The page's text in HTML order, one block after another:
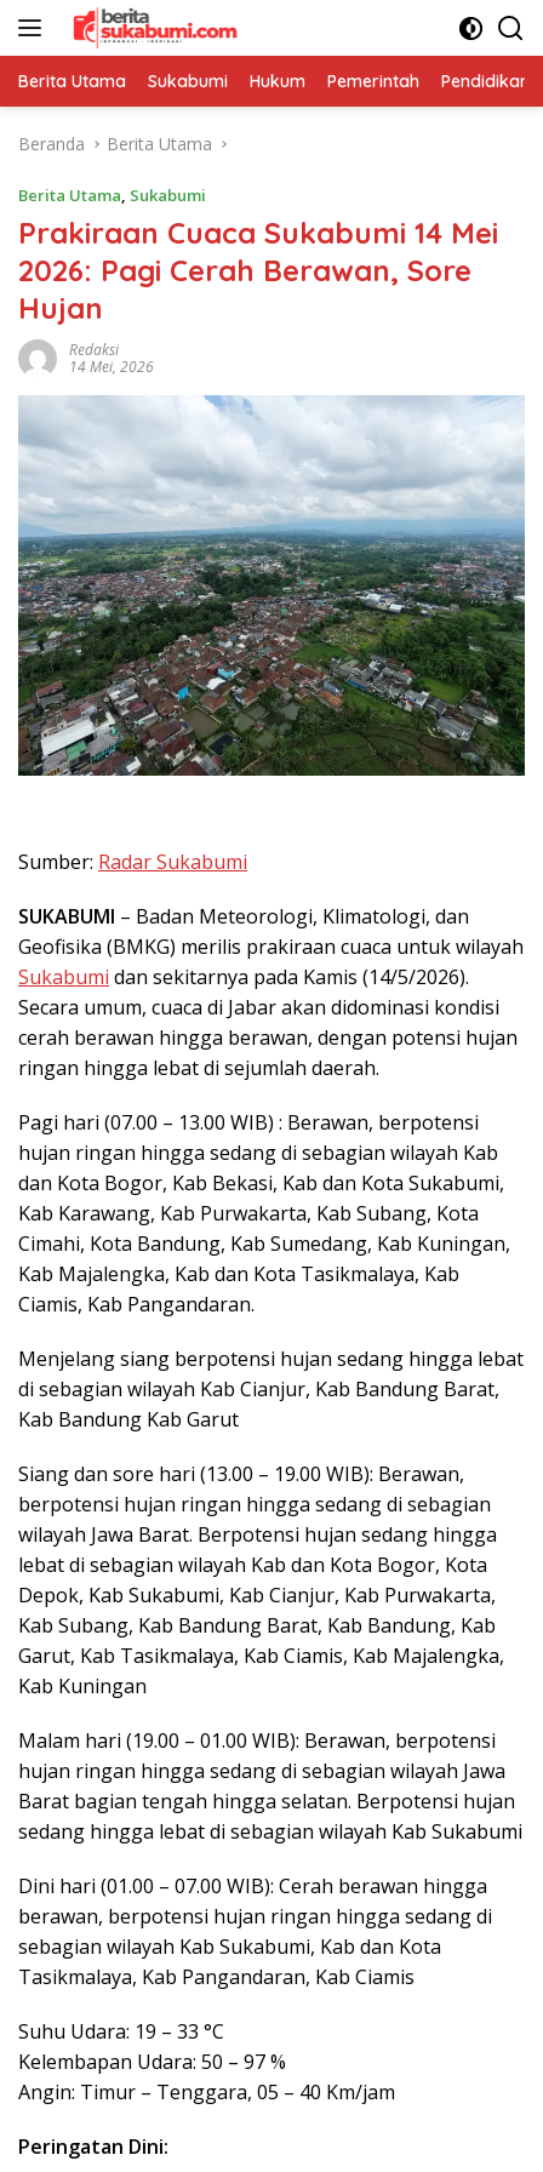
Langsung
Berita Utama Sukabumi Hukum Pemerintah Pendidikan
Beranda Berita Utama
Berita Utama, Sukabumi
Prakiraan Cuaca Sukabumi 14 Mei
2026: Pagi Cerah Berawan, Sore
Hujan
Redaksi
14 Mei, 2026
Sumber: Radar Sukabumi
SUKABUMI – Badan Meteorologi, Klimatologi, dan
Geofisika (BMKG) merilis prakiraan cuaca untuk wilayah
Sukabumi dan sekitarnya pada Kamis (14/5/2026).
Secara umum, cuaca di Jabar akan didominasi kondisi
cerah berawan hingga berawan, dengan potensi hujan
ringan hingga lebat di sejumlah daerah.
Pagi hari (07.00 – 13.00 WIB) : Berawan, berpotensi
hujan ringan hingga sedang di sebagian wilayah Kab
dan Kota Bogor, Kab Bekasi, Kab dan Kota Sukabumi,
Kab Karawang, Kab Purwakarta, Kab Subang, Kota
Cimahi, Kota Bandung, Kab Sumedang, Kab Kuningan,
Kab Majalengka, Kab dan Kota Tasikmalaya, Kab
Ciamis, Kab Pangandaran.
Menjelang siang berpotensi hujan sedang hingga lebat
di sebagian wilayah Kab Cianjur, Kab Bandung Barat,
Kab Bandung Kab Garut
Siang dan sore hari (13.00 – 19.00 WIB): Berawan,
berpotensi hujan ringan hingga sedang di sebagian
wilayah Jawa Barat. Berpotensi hujan sedang hingga
lebat di sebagian wilayah Kab dan Kota Bogor, Kota
Depok, Kab Sukabumi, Kab Cianjur, Kab Purwakarta,
Kab Subang, Kab Bandung Barat, Kab Bandung, Kab
Garut, Kab Tasikmalaya, Kab Ciamis, Kab Majalengka,
Kab Kuningan
Malam hari (19.00 – 01.00 WIB): Berawan, berpotensi
hujan ringan hingga sedang di sebagian wilayah Jawa
Barat bagian tengah hingga selatan. Berpotensi hujan
sedang hingga lebat di sebagian wilayah Kab Sukabumi
Dini hari (01.00 – 07.00 WIB): Cerah berawan hingga
berawan, berpotensi hujan ringan hingga sedang di
sebagian wilayah Kab Sukabumi, Kab dan Kota
Tasikmalaya, Kab Pangandaran, Kab Ciamis
Suhu Udara: 19 – 33 °C
Kelembapan Udara: 50 – 97 %
Angin: Timur – Tenggara, 05 – 40 Km/jam
Peringatan Dini: